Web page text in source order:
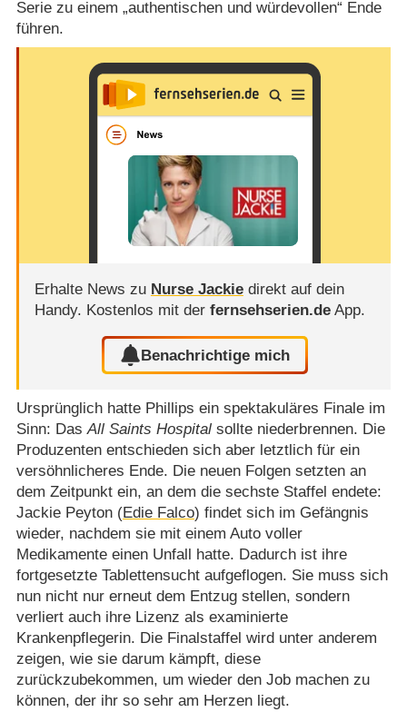
Serie zu einem „authentischen und würdevollen“ Ende
führen.
Erhalte News zu Nurse Jackiedirekt auf dein
Handy. Kostenlos mit der fernsehserien.deApp.
Benachrichtige mich
Ursprünglich hatte Phillips ein spektakuläres Finale im
Sinn: DasAll Saints Hospitalsollte niederbrennen. Die
Produzenten entschieden sich aber letztlich für ein
versöhnlicheres Ende. Die neuen Folgen setzten an
dem Zeitpunkt ein, an dem die sechste Staffel endete:
Jackie Peyton (Edie Falco) findet sich im Gefängnis
wieder, nachdem sie mit einem Auto voller
Medikamente einen Unfall hatte. Dadurch ist ihre
fortgesetzte Tablettensucht aufgeflogen. Sie muss sich
nun nicht nur erneut dem Entzug stellen, sondern
verliert auch ihre Lizenz als examinierte
Krankenpflegerin. Die Finalstaffel wird unter anderem
zeigen, wie sie darum kämpft, diese
zurückzubekommen, um wieder den Job machen zu
können, der ihr so sehr am Herzen liegt.